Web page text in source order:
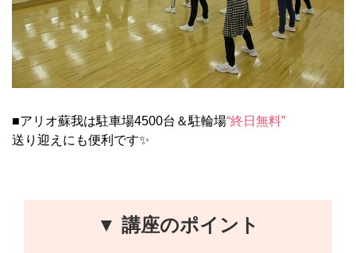
■アリオ蘇我は駐車場4500台＆駐輪場“終日無料”
送り迎えにも便利です✨
▼ 講座のポイント